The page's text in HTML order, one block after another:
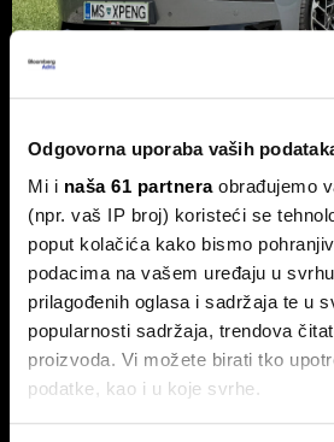
Odgovorna uporaba vaših
Mi i naša 61 partneraobrađujemo
(npr. vaš IP broj) koristeći se
poput kolačića kako bismo
podacima na vašem uređaju u
prilagođenih oglasa i sadržaja te u
popularnosti sadržaja, trendova
proizvoda. Vi možete birati tko
podatke, kao i u koje svrhe.
Xpeng P7+: Kinez koji
navijen i računa kao
Luksuzni fastback s vlastitim čipom
performansama nadmašuje